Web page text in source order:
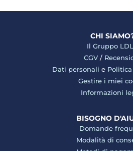
CHI
Il Gruppo
CGV /
Dati personali e
Gestire i miei
Informazioni
BISOGNO
Domande
Modalità di